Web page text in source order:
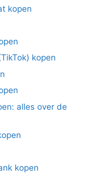
kopen
kopen
alles over de
kopen